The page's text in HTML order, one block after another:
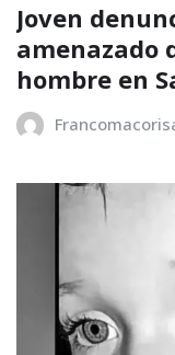
Joven
amenazado
hombre en